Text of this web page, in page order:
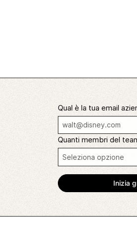
Qual è la tua email
Quanti membri del